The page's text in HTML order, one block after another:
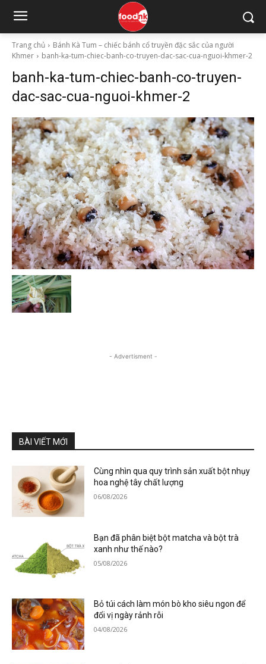
Trang chủ
Bánh Kà Tum – chiếc bánh cổ truyền đặc sắc của người
Khmer
banh-ka-tum-chiec-banh-co-truyen-dac-sac-cua-nguoi-khmer-2
banh-ka-tum-chiec-banh-co-truyen-
dac-sac-cua-nguoi-khmer-2
- Advertisment -
BÀI VIẾT MỚI
Cùng nhìn qua quy trình sản xuất bột nhụy
hoa nghệ tây chất lượng
06/08/2026
Bạn đã phân biệt bột matcha và bột trà
xanh như thế nào?
05/08/2026
Bỏ túi cách làm món bò kho siêu ngon để
đổi vị ngày rảnh rỗi
04/08/2026